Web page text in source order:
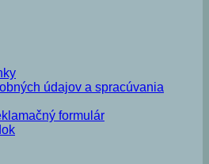
údajov a spracúvania
formulár